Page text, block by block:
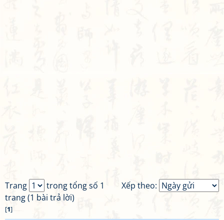
Xếp theo:
Trang
trong tổng số 1
trang (1 bài trả lời)
[1]